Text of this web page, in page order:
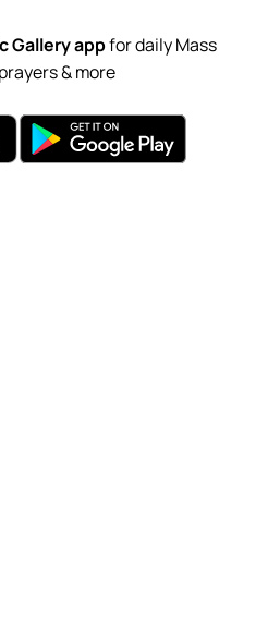
Gallery appfor daily Mass
& more